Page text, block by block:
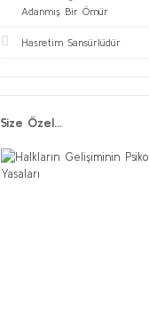
Adanmış Bir Ömür
Hasretim Sansürlüdür
Size Özel...